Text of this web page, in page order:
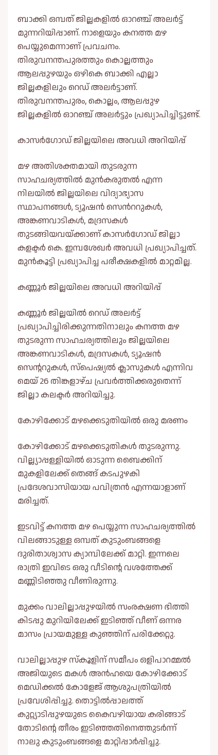
ബാക്കി ഒമ്പത് ജില്ലകളില്‍ ഓറഞ്ച് അലര്‍ട്ട്
മുന്നറിയിപ്പാണ്. നാളെയും കനത്ത മഴ
പെയ്യുമെന്നാണ് പ്രവചനം.
തിരുവനന്തപുരത്തും കൊല്ലത്തും
ആലപ്പുഴയും ഒഴികെ ബാക്കി എല്ലാ
ജില്ലകളിലും റെഡ് അലര്‍ട്ടാണ്.
തിരുവനന്തപുരം, കൊല്ലം, ആലപ്പുഴ
ജില്ലകളില്‍ ഓറഞ്ച് അലര്‍ട്ടും പ്രഖ്യാപിച്ചിട്ടുണ്ട്.
കാസർഗോഡ് ജില്ലയിലെ അവധി അറിയിപ്പ്
മഴ അതിശക്തമായി തുടരുന്ന
സാഹചര്യത്തില്‍ മുൻകരുതല്‍ എന്ന
നിലയില്‍ ജില്ലയിലെ വിദ്യാഭ്യാസ
സ്ഥാപനങ്ങള്‍, ട്യൂഷൻ സെൻററുകള്‍,
അങ്കണവാടികള്‍, മദ്രസകള്‍
തുടങ്ങിയവയ്ക്കാണ് കാസർഗോഡ് ജില്ലാ
കളക്ടർ കെ. ഇമ്പശേഖർ അവധി പ്രഖ്യാപിച്ചത്.
മുൻകൂട്ടി പ്രഖ്യാപിച്ച പരീക്ഷകളില്‍ മാറ്റമില്ല.
കണ്ണൂർ ജില്ലയിലെ അവധി അറിയിപ്പ്
കണ്ണൂർ ജില്ലയില്‍ റെഡ് അലർട്ട്
പ്രഖ്യാപിച്ചിരിക്കുന്നതിനാലും കനത്ത മഴ
തുടരുന്ന സാഹചര്യത്തിലും ജില്ലയിലെ
അങ്കണവാടികള്‍, മദ്രസകള്‍, ട്യൂഷൻ
സെൻ്ററുകള്‍, സ്പെഷ്യല്‍ ക്ലാസുകള്‍ എന്നിവ
മെയ്‌ 26 തിങ്കളാഴ്ച പ്രവർത്തിക്കരുതെന്ന്
ജില്ലാ കലക്ടർ അറിയിച്ചു.
കോഴിക്കോട് മഴക്കെടുതിയില്‍ ഒരു മരണം
കോഴിക്കോട് മഴക്കെടുതികള്‍ തുടരുന്നു.
വില്ല്യാപ്പള്ളിയില്‍ ഓടുന്ന ബൈക്കിന്
മുകളിലേക്ക് തെങ്ങ് കടപുഴകി
പ്രദേശവാസിയായ പവിത്രന്‍ എന്നയാളാണ്
മരിച്ചത്.
ഇടവിട്ട് കനത്ത മഴ പെയ്യുന്ന സാഹചര്യത്തില്‍
വിലങ്ങാടുള്ള ഒമ്പത് കുടുംബങ്ങളെ
ദുരിതാശ്വാസ ക്യാമ്പിലേക്ക് മാറ്റി. ഇന്നലെ
രാത്രി ഇവിടെ ഒരു വീടിന്റെ വശത്തേക്ക്
മണ്ണിടിഞ്ഞു വീണിരുന്നു.
മുക്കം വാലില്ലാപ്പുഴയില്‍ സംരക്ഷണ ഭിത്തി
കിടപ്പു മുറിയിലേക്ക് ഇടിഞ്ഞ് വീണ് ഒന്നര
മാസം പ്രായമുള്ള കുഞ്ഞിന് പരിക്കേറ്റു.
വാലില്ലാപ്പുഴ സ്കൂളിന് സമീപം ഒളിപാറമ്മല്‍
അജിയുടെ മകള്‍ അന്‍ഹയെ കോഴിക്കോട്
മെഡിക്കല്‍ കോളേജ് ആശുപത്രിയില്‍
പ്രവേശിപ്പിച്ചു. തൊട്ടില്‍പ്പാലത്ത്
കുറ്റ്യാടിപ്പുഴയുടെ കൈവഴിയായ കരിങ്ങാട്
തോടിന്റെ തീരം ഇടിഞ്ഞതിനെത്തുടര്‍ന്ന്
നാലു കുടുംബങ്ങളെ മാറ്റിപ്പാര്‍പ്പിച്ചു.